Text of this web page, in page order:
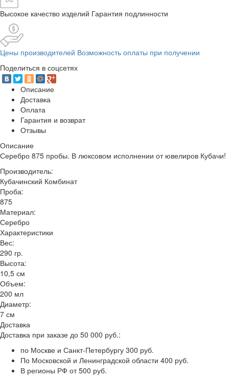
Высокое качество изделий Гарантия подлинности
Цены производителей Возможность оплаты при получении
Поделиться в соцсетях
Описание
Доставка
Оплата
Гарантия и возврат
Отзывы
Описание
Серебро 875 пробы. В люксовом исполнении от ювелиров Кубачи!
Производитель:
Кубачинский Комбинат
Проба:
875
Материал:
Серебро
Характеристики
Вес:
290 гр.
Высота:
10,5 см
Объем:
200 мл
Диаметр:
7 см
Доставка
Доставка при заказе до 50 000 руб.:
по Москве и Санкт-Петербургу 300 руб.
По Московской и Ленинградской области 400 руб.
В регионы РФ от 500 руб.